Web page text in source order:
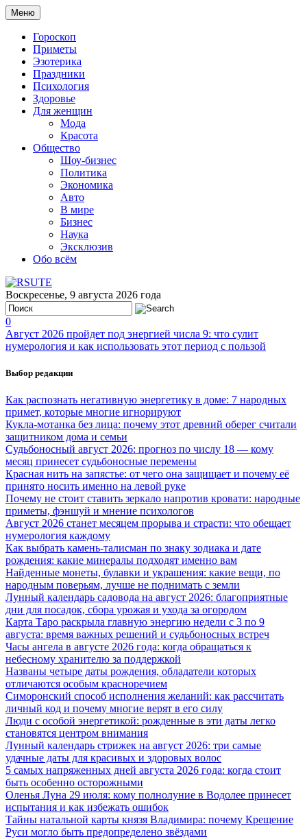
Меню
Гороскоп
Приметы
Эзотерика
Праздники
Психология
Здоровье
Для женщин
Мода
Красота
Общество
Шоу-бизнес
Политика
Экономика
Авто
В мире
Бизнес
Наука
Эксклюзив
Обо всём
Воскресенье, 9 августа 2026 года
0
Август 2026 пройдет под энергией числа 9: что сулит
нумерология и как использовать этот период с пользой
Выбор редакции
Как распознать негативную энергетику в доме: 7 народных
примет, которые многие игнорируют
Кукла-мотанка без лица: почему этот древний оберег считали
защитником дома и семьи
Судьбоносный август 2026: прогноз по числу 18 — кому
месяц принесет судьбоносные перемены
Красная нить на запястье: от чего она защищает и почему её
принято носить именно на левой руке
Почему не стоит ставить зеркало напротив кровати: народные
приметы, фэншуй и мнение психологов
Август 2026 станет месяцем прорыва и страсти: что обещает
нумерология каждому
Как выбрать камень-талисман по знаку зодиака и дате
рождения: какие минералы подходят именно вам
Найденные монеты, булавки и украшения: какие вещи, по
народным поверьям, лучше не поднимать с земли
Лунный календарь садовода на август 2026: благоприятные
дни для посадок, сбора урожая и ухода за огородом
Карта Таро раскрыла главную энергию недели с 3 по 9
августа: время важных решений и судьбоносных встреч
Часы ангела в августе 2026 года: когда обращаться к
небесному хранителю за поддержкой
Названы четыре даты рождения, обладатели которых
отличаются особым красноречием
Симоронский способ исполнения желаний: как рассчитать
личный код и почему многие верят в его силу
Люди с особой энергетикой: рожденные в эти даты легко
становятся центром внимания
Лунный календарь стрижек на август 2026: три самые
удачные даты для красивых и здоровых волос
5 самых напряженных дней августа 2026 года: когда стоит
быть особенно осторожными
Оленья Луна 29 июля: кому полнолуние в Водолее принесет
испытания и как избежать ошибок
Тайны натальной карты князя Владимира: почему Крещение
Руси могло быть предопределено звёздами